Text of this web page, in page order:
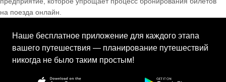
на поезда онлайн.
Наше бесплатное приложение для каждого этапа
вашего путешествия — планирование путешествий
никогда не было таким простым!